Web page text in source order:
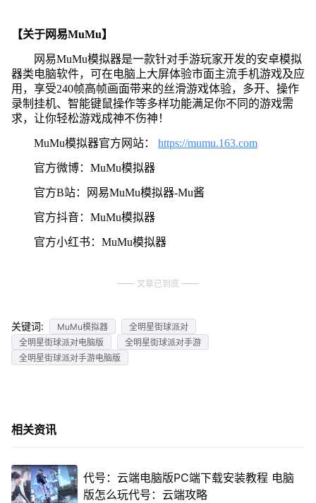
【关于网易MuMu】
网易MuMu模拟器是一款针对手游玩家开发的安卓模拟
器类电脑软件，可在电脑上大屏体验市面主流手机游戏及应
用，享受240帧高帧画面带来的丝滑游戏体验，多开、操作
录制挂机、智能键鼠操作等多样功能满足你不同的游戏需
求，让你轻松游戏成神不伤神！
MuMu模拟器官方网站： https://mumu.163.com
官方微博：MuMu模拟器
官方B站：网易MuMu模拟器-Mu酱
官方抖音：MuMu模拟器
官方小红书：MuMu模拟器
文章已到底
关键词: MuMu模拟器
全明星街球派对
全明星街球派对电脑版
全明星街球派对手游
全明星街球派对手游电脑版
相关资讯
代号：云端电脑版PC端下载安装教程 电脑
版怎么玩代号：云端攻略